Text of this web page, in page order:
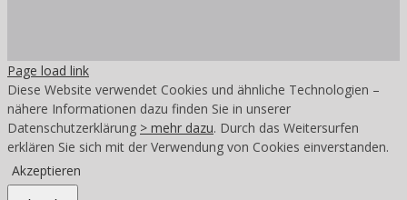
Page load link
Diese Website verwendet Cookies und ähnliche Technologien –
nähere Informationen dazu finden Sie in unserer
Datenschutzerklärung > mehr dazu. Durch das Weitersurfen
erklären Sie sich mit der Verwendung von Cookies einverstanden.
Akzeptieren